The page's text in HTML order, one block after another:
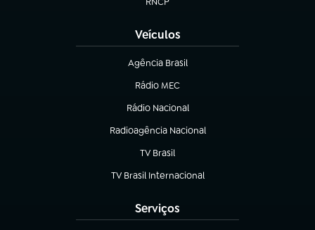
(abre em nova aba)
Veículos
Agência Brasil
(abre em nova aba)
Rádio MEC
Rádio Nacional
(abre em nova aba)
Radioagência Nacional
(abre em nova aba)
TV Brasil
(abre em nova aba)
TV Brasil Internacional
(abre em nova aba)
Serviços